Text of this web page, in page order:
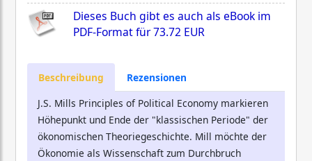
Dieses Buch gibt es auch als eBook im
PDF-Format für73.72 EUR
Beschreibung
Rezensionen
J.S. Mills Principles of Political Economy markieren
Höhepunkt und Ende der "klassischen Periode" der
ökonomischen Theoriegeschichte. Mill möchte der
Ökonomie als Wissenschaft zum Durchbruch